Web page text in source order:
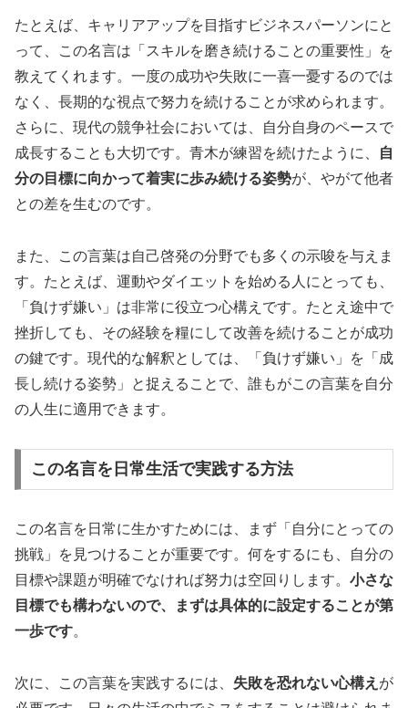
たとえば、キャリアアップを目指すビジネスパーソンにと
って、この名言は「スキルを磨き続けることの重要性」を
教えてくれます。一度の成功や失敗に一喜一憂するのでは
なく、長期的な視点で努力を続けることが求められます。
さらに、現代の競争社会においては、自分自身のペースで
成長することも大切です。青木が練習を続けたように、
自
分の目標に向かって着実に歩み続ける姿勢が、やがて他者
との差を生むのです。
また、この言葉は自己啓発の分野でも多くの示唆を与えま
す。たとえば、運動やダイエットを始める人にとっても、
「負けず嫌い」は非常に役立つ心構えです。たとえ途中で
挫折しても、その経験を糧にして改善を続けることが成功
の鍵です。現代的な解釈としては、「負けず嫌い」を「成
長し続ける姿勢」と捉えることで、誰もがこの言葉を自分
の人生に適用できます。
この名言を日常生活で実践する方法
この名言を日常に生かすためには、まず「自分にとっての
挑戦」を見つけることが重要です。何をするにも、自分の
目標や課題が明確でなければ努力は空回りします。 小さな
目標でも構わないので、まずは具体的に設定することが第
一歩です。
次に、この言葉を実践するには、 失敗を恐れない心構え が